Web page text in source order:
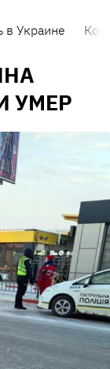
в Украине
УМЕР